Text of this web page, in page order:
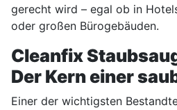
gerecht wird – egal ob in
oder großen Bürogebäuden.
Cleanfix
Der Kern einer
Einer der wichtigsten